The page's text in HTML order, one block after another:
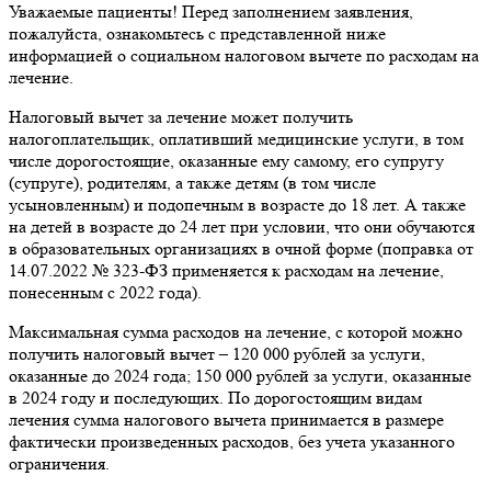
Уважаемые пациенты! Перед заполнением заявления,
пожалуйста, ознакомьтесь с представленной ниже
информацией о социальном налоговом вычете по расходам на
лечение.
Налоговый вычет за лечение может получить
налогоплательщик, оплативший медицинские услуги, в том
числе дорогостоящие, оказанные ему самому, его супругу
(супруге), родителям, а также детям (в том числе
усыновленным) и подопечным в возрасте до 18 лет. А также
на детей в возрасте до 24 лет при условии, что они обучаются
в образовательных организациях в очной форме (поправка от
14.07.2022 № 323-ФЗ применяется к расходам на лечение,
понесенным с 2022 года).
Максимальная сумма расходов на лечение, с которой можно
получить налоговый вычет – 120 000 рублей за услуги,
оказанные до 2024 года; 150 000 рублей за услуги, оказанные
в 2024 году и последующих. По дорогостоящим видам
лечения сумма налогового вычета принимается в размере
фактически произведенных расходов, без учета указанного
ограничения.